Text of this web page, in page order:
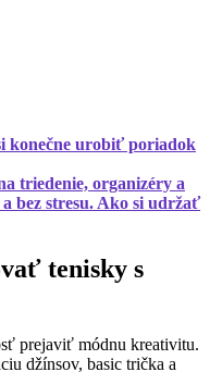
konečne urobiť poriadok
triedenie, organizéry a
bez stresu. Ako si udržať
tenisky s
prejaviť módnu kreativitu.
džínsov, basic trička a